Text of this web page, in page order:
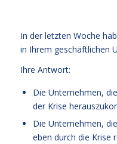
In der letzten Woche
in Ihrem geschäftlichen
Ihre Antwort:
Die Unternehmen,
der Krise
Die Unternehmen,
eben durch die Krise